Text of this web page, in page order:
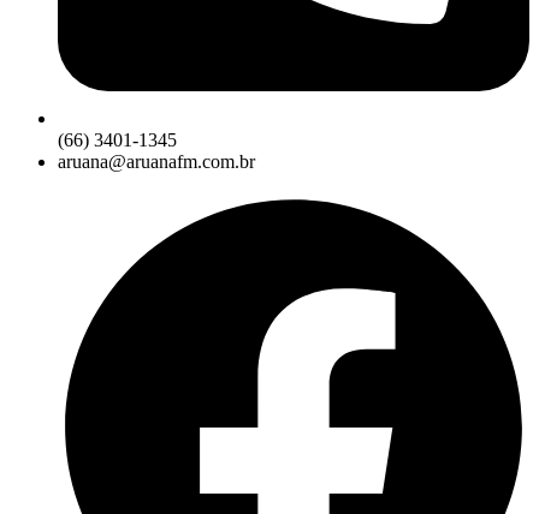
(66) 3401-1345
aruana@aruanafm.com.br